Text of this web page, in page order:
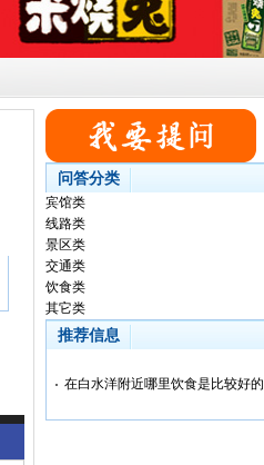
问答分类
宾馆类
线路类
景区类
交通类
饮食类
其它类
推荐信息
在白水洋附近哪里饮食是比较好的